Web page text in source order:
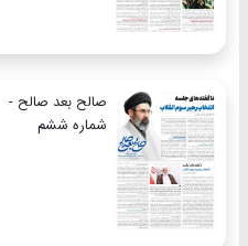
صالح بعد صالح -
شماره ششم